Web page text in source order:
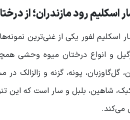
رود مازندران؛ از
اسکلیم لفور یکی از غنی‌ترین
ازگیل و انواع درختان میوه‌
گل‌گاوزبان، پونه، گزنه و زالزالک
شاهین، بلبل و سار است که این
می‌کند.